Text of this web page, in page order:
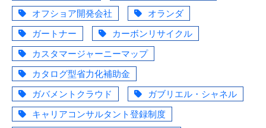
オフショア開発会社
オランダ
ガートナー
カーボンリサイクル
カスタマージャーニーマップ
カタログ型省力化補助金
ガバメントクラウド
ガブリエル・シャネル
キャリアコンサルタント登録制度